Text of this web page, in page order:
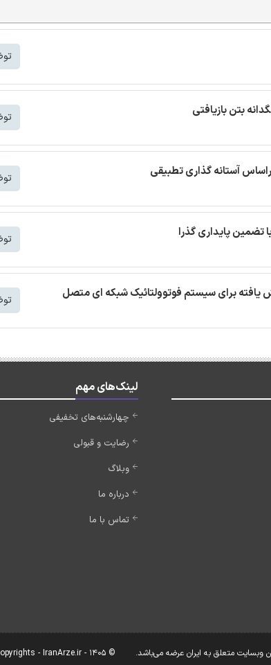
بتن بازیافتی
یافته برای سیستم فوتوولتائیک شبکه ای متصل
لینک‌های مهم
چهارشنبه‌های تخفیفی
رضایت و قبولی
وبلاگ
درباره ما
تماس با ما
وبسایت متعلق به ایران عرضه می‌باشد. © Copyrights - IranArze.ir - 1405